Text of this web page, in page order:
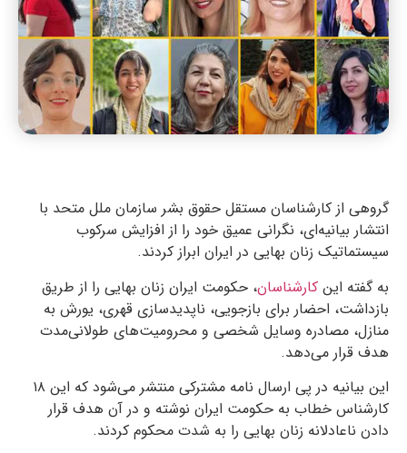
گروهی از کارشناسان مستقل حقوق بشر سازمان ملل متحد با
انتشار بیانیه‌ای، نگرانی عمیق خود را از افزایش سرکوب
سیستماتیک زنان بهایی در ایران ابراز کردند.
به گفته این کارشناسان، حکومت ایران زنان بهایی را از طریق
بازداشت، احضار برای بازجویی، ناپدیدسازی قهری، یورش به
منازل، مصادره وسایل شخصی و محرومیت‌های طولانی‌مدت
هدف قرار می‌دهد.
این بیانیه در پی ارسال نامه مشترکی منتشر می‌شود که این ۱۸
کارشناس خطاب به حکومت ایران نوشته و در آن هدف قرار
دادن ناعادلانه زنان بهایی را به شدت محکوم کردند.